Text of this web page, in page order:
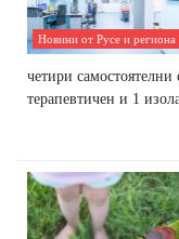
Новини от Русе и региона
четири
терапевтичен и 1